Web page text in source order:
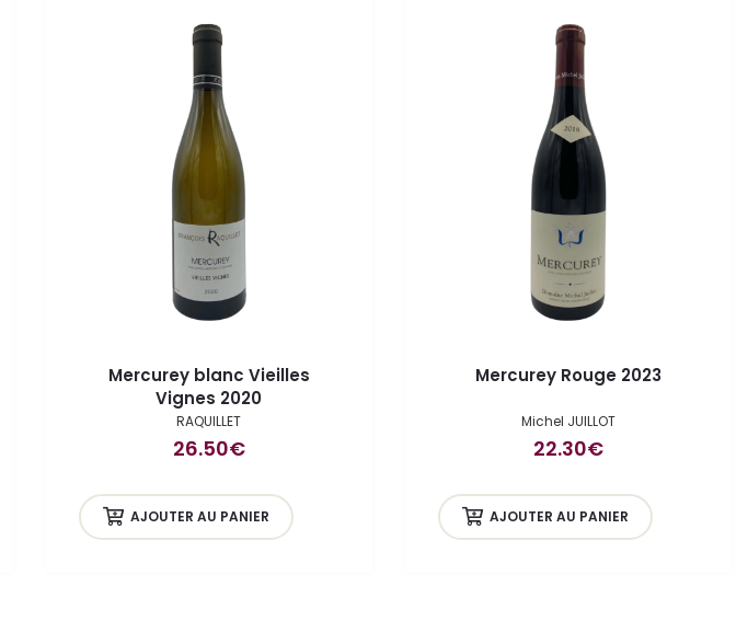
Mercurey blanc Vieilles
Vignes 2020
RAQUILLET
26.50€
AJOUTER AU PANIER
Mercurey Rouge 2023
Michel JUILLOT
22.30€
AJOUTER AU PANIER